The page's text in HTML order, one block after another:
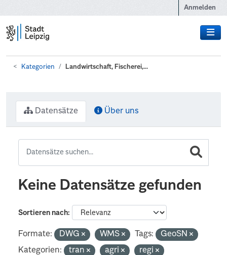
Anmelden
Kategorien Landwirtschaft, Fischerei,...
Datensätze Über uns
Keine Datensätze gefunden
Sortieren nach
Formate: DWG WMS Tags:
GeoSN
Kategorien:
tran agri regi